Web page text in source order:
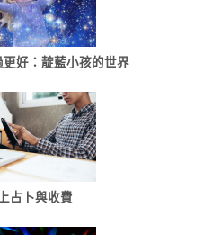
好：靛藍小孩的世界
占卜與收費